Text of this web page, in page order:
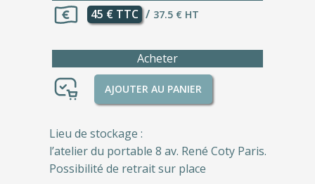
45 € TTC / 37.5 € HT
Acheter
AJOUTER AU PANIER
Lieu de stockage :
l’atelier du portable 8 av. René Coty Paris.
Possibilité de retrait sur place